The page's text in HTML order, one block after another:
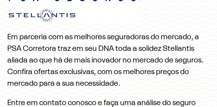
Em parceria com as melhores seguradoras do mercado, a
PSA Corretora traz em seu DNA toda a solidez Stellantis
aliada ao que há de mais inovador no mercado de seguros.
Confira ofertas exclusivas, com os melhores preços do
mercado para a sua necessidade.
Entre em contato conosco e faça uma análise do seguro